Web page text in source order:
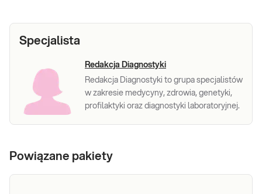
Specjalista
Redakcja Diagnostyki
Redakcja Diagnostyki to grupa specjalistów
w zakresie medycyny, zdrowia, genetyki,
profilaktyki oraz diagnostyki laboratoryjnej.
Powiązane pakiety